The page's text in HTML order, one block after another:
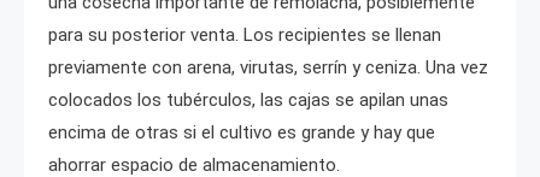
para su posterior venta. Los recipientes se llenan
previamente con arena, virutas, serrín y ceniza. Una vez
colocados los tubérculos, las cajas se apilan unas
encima de otras si el cultivo es grande y hay que
ahorrar espacio de almacenamiento.